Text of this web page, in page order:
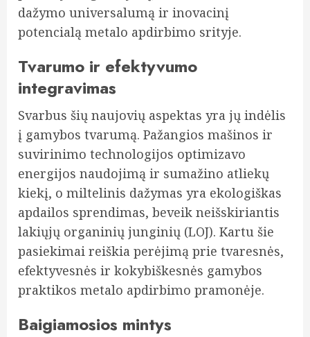
dažymo universalumą ir inovacinį
potencialą metalo apdirbimo srityje.
Tvarumo ir efektyvumo
integravimas
Svarbus šių naujovių aspektas yra jų indėlis
į gamybos tvarumą. Pažangios mašinos ir
suvirinimo technologijos optimizavo
energijos naudojimą ir sumažino atliekų
kiekį, o miltelinis dažymas yra ekologiškas
apdailos sprendimas, beveik neišskiriantis
lakiųjų organinių junginių (LOJ). Kartu šie
pasiekimai reiškia perėjimą prie tvaresnės,
efektyvesnės ir kokybiškesnės gamybos
praktikos metalo apdirbimo pramonėje.
Baigiamosios mintys